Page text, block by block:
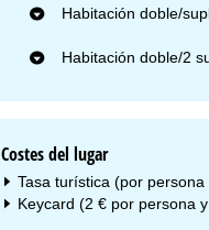
Habitación doble/
Habitación doble/2
Costes del lugar
Tasa turística (por
Keycard (2 € por persona